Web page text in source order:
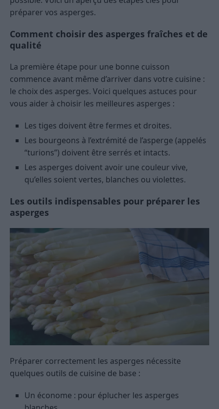
préparer vos asperges.
Comment choisir des asperges fraîches et de
qualité
La première étape pour une bonne cuisson
commence avant même d’arriver dans votre cuisine :
le choix des asperges. Voici quelques astuces pour
vous aider à choisir les meilleures asperges :
Les tiges doivent être fermes et droites.
Les bourgeons à l’extrémité de l’asperge (appelés
“turions”) doivent être serrés et intacts.
Les asperges doivent avoir une couleur vive,
qu’elles soient vertes, blanches ou violettes.
Les outils indispensables pour préparer les
asperges
Préparer correctement les asperges nécessite
quelques outils de cuisine de base :
Un économe : pour éplucher les asperges